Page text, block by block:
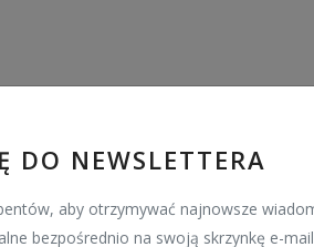
DO NEWSLETTERA
aby otrzymywać najnowsze
bezpośrednio na swoją skrzynkę e-